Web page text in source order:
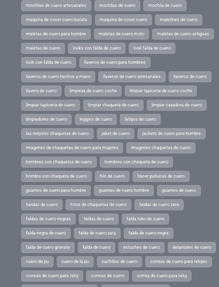
mochilas de cuero artesanales mochilas de cuero mochila de cuero
maquina de coser cuero barata maquina de coser cuero maletines de cuero
maletas de cuero para hombre maletas de cuero moto maletas de cuero antiguas
maletas de cuero looks con falda de cuero look falda de cuero
look con falda de cuero llaveros de cuero para hombres
llaveros de cuero hechos a mano llaveros de cuero artesanales llaveros de cuero
llavero de cuero limpieza de cuero coche limpiar tapiceria de cuero coche
limpiar tapiceria de cuero limpiar chaqueta de cuero limpiar cazadora de cuero
limpiadores de cuero leggins de cuero latigos de cuero
las mejores chaquetas de cuero jaket de cuero jackets de cuero para hombre
imagenes de chaquetas de cuero para mujeres imagenes chaquetas de cuero
hombres con chaquetas de cuero hombres con chaqueta de cuero
hombre con chaqueta de cuero hilo de cuero hacer pulseras de cuero
guantes de cuero para hombre guantes de cuero hombre guantes de cuero
fundas de cuero fotos de chaquetas de cuero faldas de cuero zara
faldas de cuero negras faldas de cuero falda tubo de cuero
falda negra de cuero falda de cuero zara falda de cuero negra
falda de cuero granate falda de cuero estuches de cuero delantales de cuero
cuero de pu cuero de la pu cuchillos de cuero correas de cuero para relojes
correas de cuero para reloj correas de cuero correa de cuero para reloj